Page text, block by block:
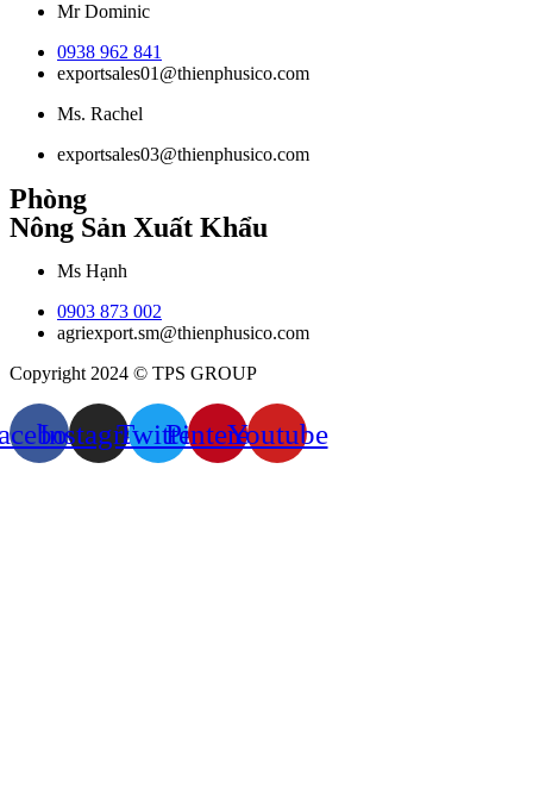
Mr Dominic
0938 962 841
exportsales01@thienphusico.com
Ms. Rachel
exportsales03@thienphusico.com
Phòng
Nông Sản Xuất Khẩu
Ms Hạnh
0903 873 002
agriexport.sm@thienphusico.com
Copyright 2024 © TPS GROUP
InstagramTwitterPinterestYoutube